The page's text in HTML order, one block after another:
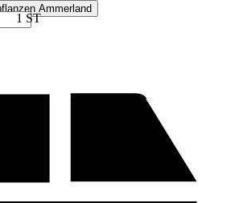
Ammerland
1 ST